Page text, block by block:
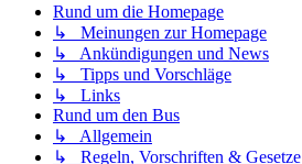
Rund um die Homepage
↳ Meinungen zur Homepage
↳ Ankündigungen und News
↳ Tipps und Vorschläge
↳ Links
Rund um den Bus
↳ Allgemein
↳ Regeln, Vorschriften & Gesetze